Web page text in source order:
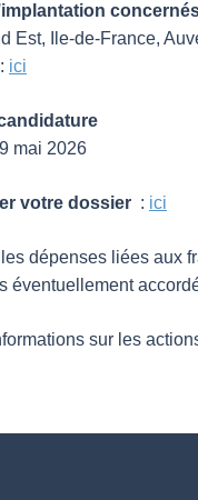
Est, Ile-de-France,
ici
mai 2026
votre dossier : ici
dépenses liées aux
éventuellement
sur les